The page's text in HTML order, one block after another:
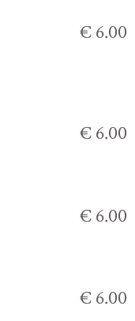
€ 6.00
€ 6.00
€ 6.00
€ 6.00